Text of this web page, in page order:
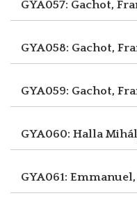
GYA057: Gachot,
GYA058: Gachot,
GYA059: Gachot,
GYA060: Halla
GYA061: